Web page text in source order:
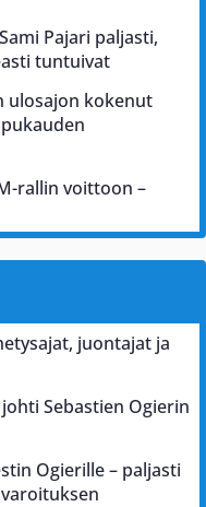
Pajari paljasti,
tuntuivat
ulosajon kokenut
rallin voittoon –
juontajat ja
Sebastien Ogierin
Ogierille – paljasti